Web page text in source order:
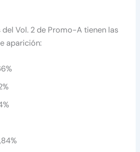
del Vol. 2 de Promo-A tienen las
aparición: